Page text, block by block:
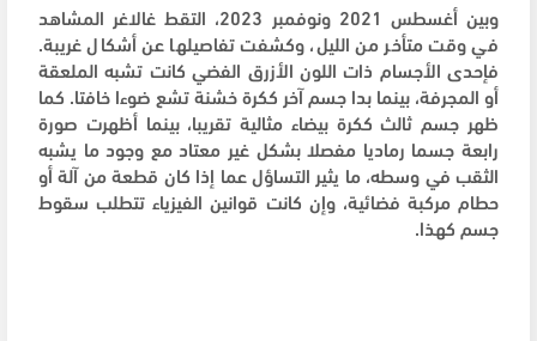
وبين أغسطس 2021 ونوفمبر 2023، التقط غالاغر المشاهد
في وقت متأخر من الليل، وكشفت تفاصيلها عن أشكال غريبة.
فإحدى الأجسام ذات اللون الأزرق الفضي كانت تشبه الملعقة
أو المجرفة، بينما بدا جسم آخر ككرة خشنة تشع ضوءا خافتا. كما
ظهر جسم ثالث ككرة بيضاء مثالية تقريبا، بينما أظهرت صورة
رابعة جسما رماديا مفصلا بشكل غير معتاد مع وجود ما يشبه
الثقب في وسطه، ما يثير التساؤل عما إذا كان قطعة من آلة أو
حطام مركبة فضائية، وإن كانت قوانين الفيزياء تتطلب سقوط
جسم كهذا.